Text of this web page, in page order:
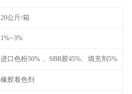
20公斤/箱
1%~3%
进口色粉50% 、SBR胶45%、填充剂5%
橡胶着色剂